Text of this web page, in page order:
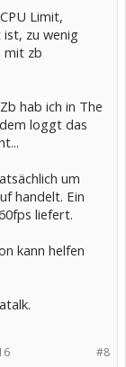
Limit,
ist, zu wenig
mit zb
hab ich in The
loggt das
um
handelt. Ein
liefert.
kann helfen
#8